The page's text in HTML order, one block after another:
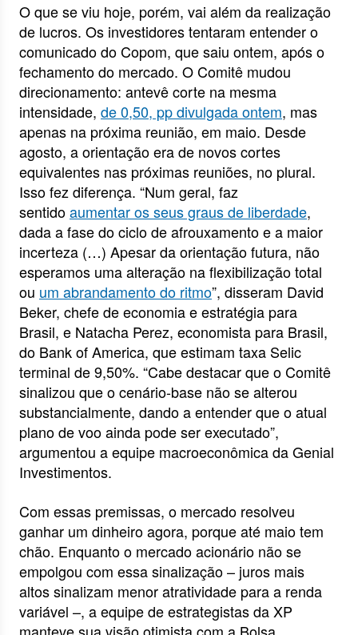
O que se viu hoje, porém, vai além da realização
de lucros. Os investidores tentaram entender o
comunicado do Copom, que saiu ontem, após o
fechamento do mercado. O Comitê mudou
direcionamento: antevê corte na mesma
intensidade, de 0,50, pp divulgada ontem, mas
apenas na próxima reunião, em maio. Desde
agosto, a orientação era de novos cortes
equivalentes nas próximas reuniões, no plural.
Isso fez diferença. “Num geral, faz
sentidoaumentar os seus graus de liberdade,
dada a fase do ciclo de afrouxamento e a maior
incerteza (…) Apesar da orientação futura, não
esperamos uma alteração na flexibilização total
ou um abrandamento do ritmo”, disseram David
Beker, chefe de economia e estratégia para
Brasil, e Natacha Perez, economista para Brasil,
do Bank of America, que estimam taxa Selic
terminal de 9,50%. “Cabe destacar que o Comitê
sinalizou que o cenário-base não se alterou
substancialmente, dando a entender que o atual
plano de voo ainda pode ser executado”,
argumentou a equipe macroeconômica da Genial
Investimentos.
Com essas premissas, o mercado resolveu
ganhar um dinheiro agora, porque até maio tem
chão. Enquanto o mercado acionário não se
empolgou com essa sinalização – juros mais
altos sinalizam menor atratividade para a renda
variável –, a equipe de estrategistas da XP